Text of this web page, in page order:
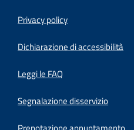
Privacy policy
Dichiarazione di accessibilità
Leggi le FAQ
Segnalazione disservizio